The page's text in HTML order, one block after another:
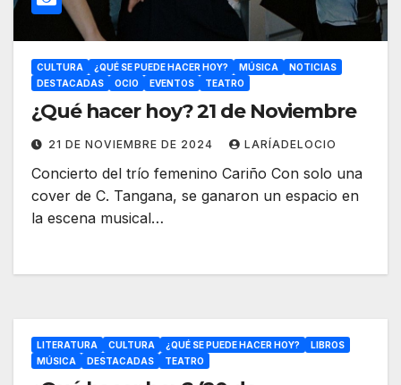
CULTURA ¿QUÉ SE PUEDE HACER HOY? MÚSICA
NOTICIAS
DESTACADAS
OCIO EVENTOS TEATRO
¿Qué hacer hoy? 21 de Noviembre
21 DE NOVIEMBRE DE 2024 LARÍADELOCIO
Concierto del trío femenino Cariño Con solo una
cover de C. Tangana, se ganaron un espacio en
la escena musical…
LITERATURA CULTURA ¿QUÉ SE PUEDE HACER HOY?
LIBROS
MÚSICA
DESTACADAS TEATRO